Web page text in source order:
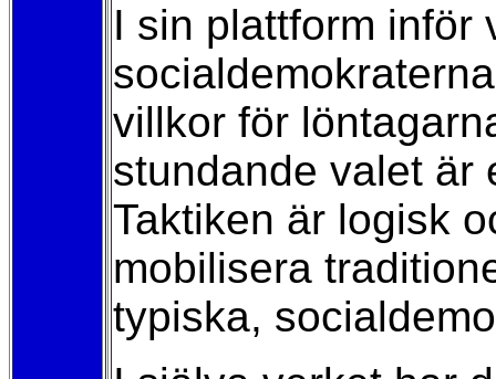
I sin plattform inför
villkor för
stundande valet är
Taktiken är logisk
mobilisera
typiska,